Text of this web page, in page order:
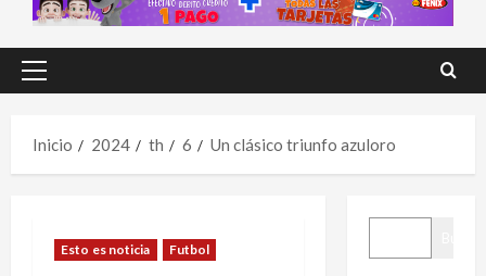
Menú
Inicio
2024 th 6 Un clásico triunfo azuloro
Esto es noticia Futbol